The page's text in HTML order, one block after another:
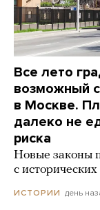
Все лето
возможный
в Москве.
далеко не
риска
Новые законы
с
ИСТОРИИ день